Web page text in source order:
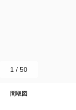
間取図
1 / 50